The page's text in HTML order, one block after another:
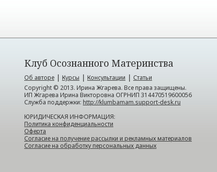
Клуб Осознанного Материнства
Об авторе | Курсы | Консультации | Статьи
Copyright © 2013. Ирина Жгарева. Все права защищены.
ИП Жгарева Ирина Викторовна ОГРНИП 314470519600056
Служба поддержки: http://klumbamam.support-desk.ru
ЮРИДИЧЕСКАЯ ИНФОРМАЦИЯ:
Политика конфиденциальности
Оферта
Согласие на получение рассылки и рекламных материалов
Согласие на обработку персональных данных